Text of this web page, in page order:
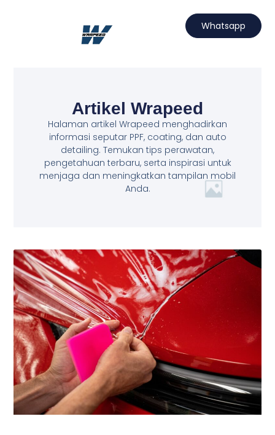
Whatsapp
Artikel Wrapeed
Halaman artikel Wrapeed menghadirkan
informasi seputar PPF, coating, dan auto
detailing. Temukan tips perawatan,
pengetahuan terbaru, serta inspirasi untuk
menjaga dan meningkatkan tampilan mobil
Anda.